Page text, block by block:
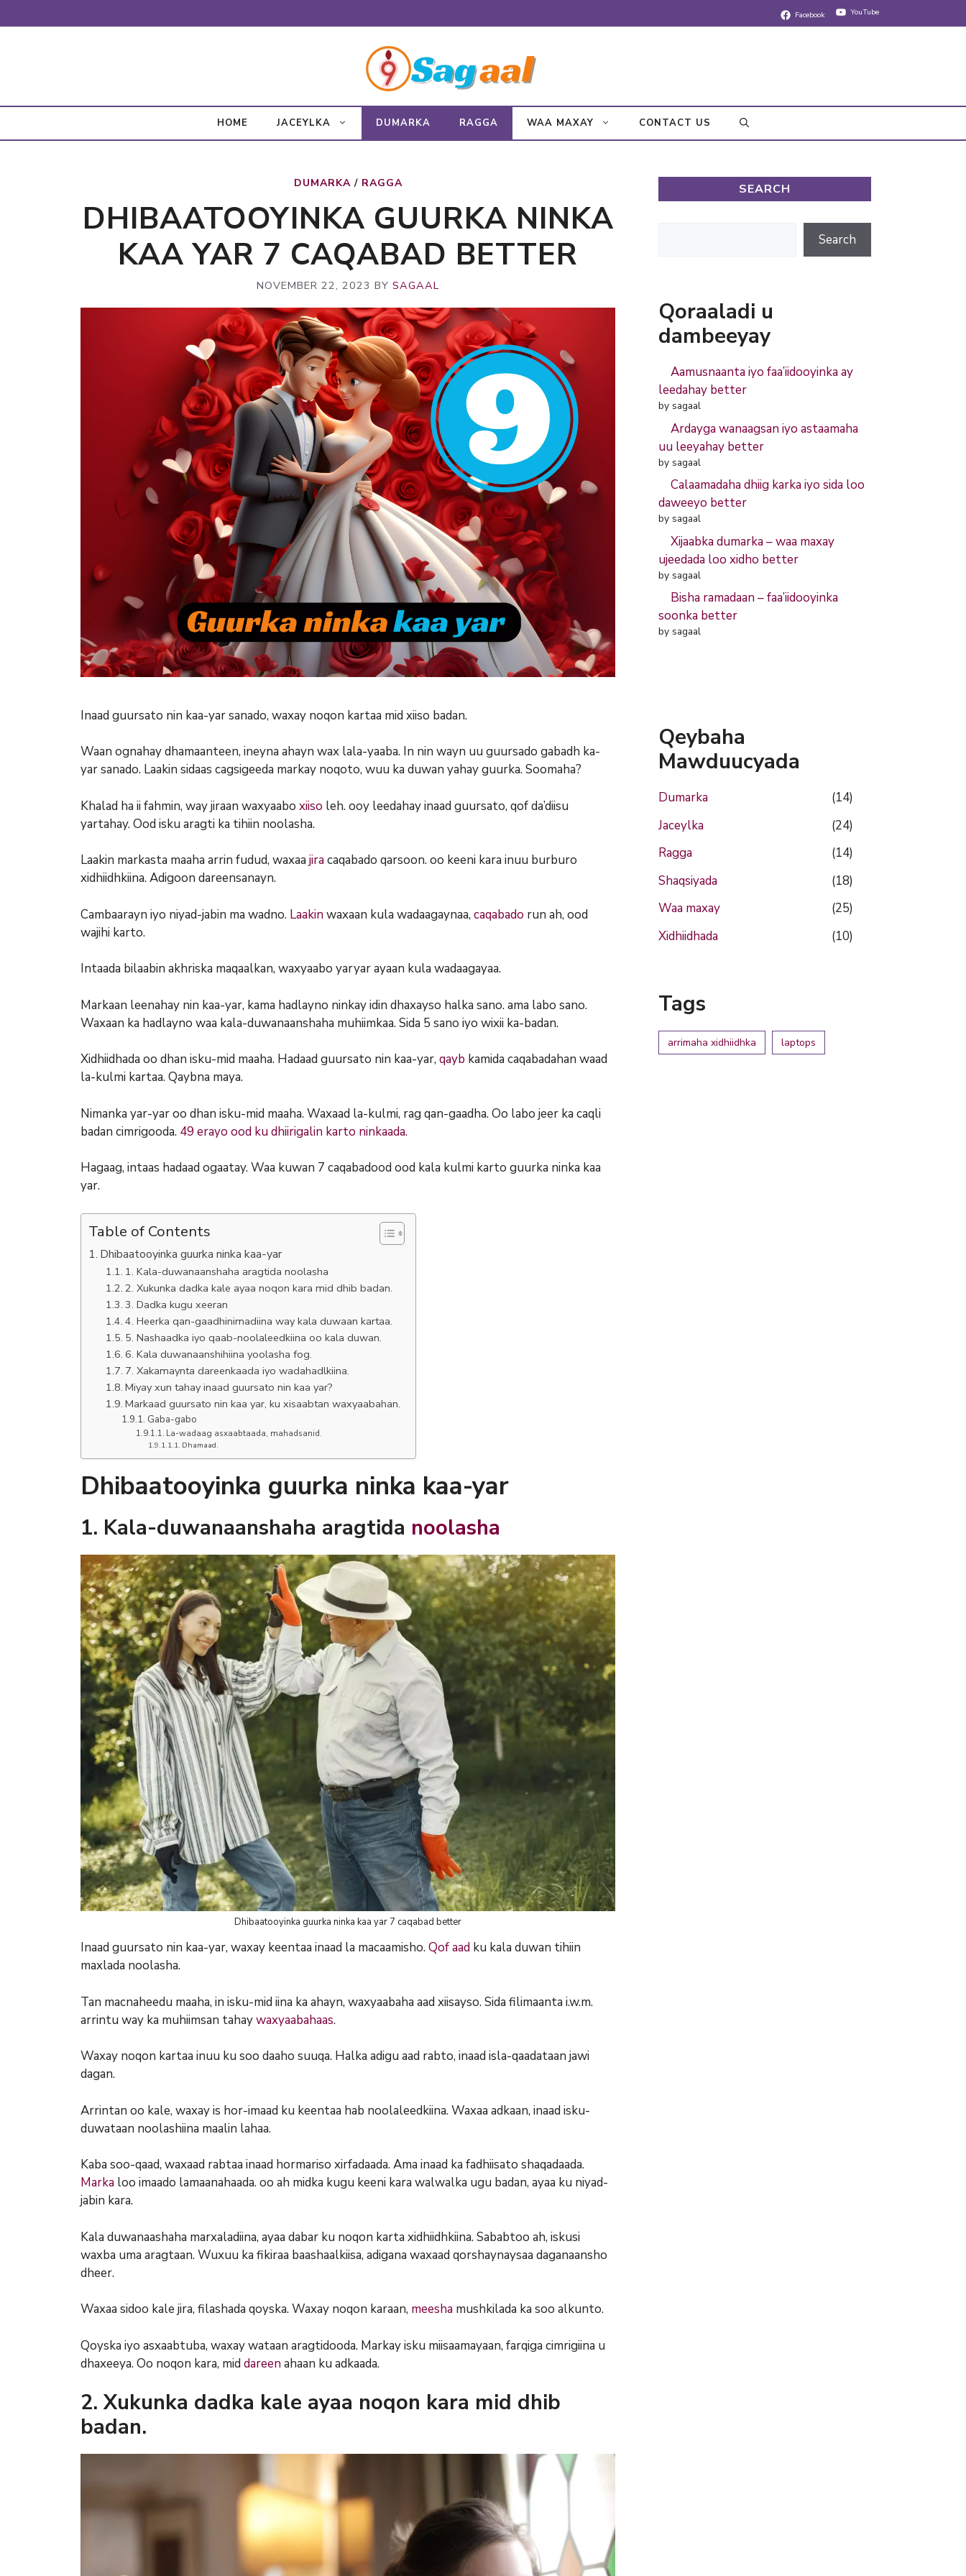
to
Facebook YouTube
HOME JACEYLKA DUMARKA RAGGA WAA MAXAY CONTACT US
DUMARKA/ RAGGA
DHIBAATOOYINKA GUURKA NINKA
KAA YAR 7 CAQABAD BETTER
NOVEMBER 22, 2023 BY SAGAAL
Inaad guursato nin kaa-yar sanado, waxay noqon kartaa mid xiiso badan.
Waan ognahay dhamaanteen, ineyna ahayn wax lala-yaaba. In nin wayn uu guursado gabadh ka-
yar sanado. Laakin sidaas cagsigeeda markay noqoto, wuu ka duwan yahay guurka. Soomaha?
Khalad ha ii fahmin, way jiraan waxyaabo xiiso leh. ooy leedahay inaad guursato, qof da’diisu
yartahay. Ood isku aragti ka tihiin noolasha.
Laakin markasta maaha arrin fudud, waxaa jiracaqabado qarsoon. oo keeni kara inuu burburo
xidhiidhkiina. Adigoon dareensanayn.
Cambaarayn iyo niyad-jabin ma wadno. Laakinwaxaan kula wadaagaynaa, caqabado run ah, ood
wajihi karto.
Intaada bilaabin akhriska maqaalkan, waxyaabo yaryar ayaan kula wadaagayaa.
Markaan leenahay nin kaa-yar, kama hadlayno ninkay idin dhaxayso halka sano. ama labo sano.
Waxaan ka hadlayno waa kala-duwanaanshaha muhiimkaa. Sida 5 sano iyo wixii ka-badan.
Xidhiidhada oo dhan isku-mid maaha. Hadaad guursato nin kaa-yar, qayb kamida caqabadahan waad
la-kulmi kartaa. Qaybna maya.
Nimanka yar-yar oo dhan isku-mid maaha. Waxaad la-kulmi, rag qan-gaadha. Oo labo jeer ka caqli
badan cimrigooda. 49 erayo ood ku dhiirigalin karto ninkaada.
Hagaag, intaas hadaad ogaatay. Waa kuwan 7 caqabadood ood kala kulmi karto guurka ninka kaa
yar.
Table of Contents
Dhibaatooyinka guurka ninka kaa-yar
1. Kala-duwanaanshaha aragtida noolasha
2. Xukunka dadka kale ayaa noqon kara mid dhib badan.
3. Dadka kugu xeeran
4. Heerka qan-gaadhinimadiina way kala duwaan kartaa.
5. Nashaadka iyo qaab-noolaleedkiina oo kala duwan.
6. Kala duwanaanshihiina yoolasha fog.
7. Xakamaynta dareenkaada iyo wadahadlkiina.
Miyay xun tahay inaad guursato nin kaa yar?
Markaad guursato nin kaa yar, ku xisaabtan waxyaabahan.
Gaba-gabo
La-wadaag asxaabtaada, mahadsanid.
Dhamaad.
Dhibaatooyinka guurka ninka kaa-yar
1. Kala-duwanaanshaha aragtida noolasha
Dhibaatooyinka guurka ninka kaa yar 7 caqabad better
Inaad guursato nin kaa-yar, waxay keentaa inaad la macaamisho.Qof aad ku kala duwan tihiin
maxlada noolasha.
Tan macnaheedu maaha, in isku-mid iina ka ahayn, waxyaabaha aad xiisayso. Sida filimaanta i.w.m.
arrintu way ka muhiimsan tahaywaxyaabahaas.
Waxay noqon kartaa inuu ku soo daaho suuqa. Halka adigu aad rabto, inaad isla-qaadataan jawi
dagan.
Arrintan oo kale, waxay is hor-imaad ku keentaa hab noolaleedkiina. Waxaa adkaan, inaad isku-
duwataan noolashiina maalin lahaa.
Kaba soo-qaad, waxaad rabtaa inaad hormariso xirfadaada. Ama inaad ka fadhiisato shaqadaada.
Marka loo imaado lamaanahaada. oo ah midka kugu keeni kara walwalka ugu badan, ayaa ku niyad-
jabin kara.
Kala duwanaashaha marxaladiina, ayaa dabar ku noqon karta xidhiidhkiina. Sababtoo ah, iskusi
waxba uma aragtaan. Wuxuu ka fikiraa baashaalkiisa, adigana waxaad qorshaynaysaa daganaansho
dheer.
Waxaa sidoo kale jira, filashada qoyska. Waxay noqon karaan, meesha mushkilada ka soo alkunto.
Qoyska iyo asxaabtuba, waxay wataan aragtidooda. Markay isku miisaamayaan, farqiga cimrigiina u
dhaxeeya. Oo noqon kara, mid dareenahaan ku adkaada.
2.Xukunka dadka kale ayaa noqon kara mid dhib
badan.
SEARCH
Search
Qoraaladi u
dambeeyay
Aamusnaanta iyo faa’iidooyinka ay
leedahay better
by sagaal
Ardayga wanaagsan iyo astaamaha
uu leeyahay better
by sagaal
Calaamadaha dhiig karka iyo sida loo
daweeyo better
by sagaal
Xijaabka dumarka – waa maxay
ujeedada loo xidho better
by sagaal
Bisha ramadaan – faa’iidooyinka
soonka better
by sagaal
Qeybaha
Mawduucyada
Dumarka
(14)
Jaceylka
(24)
Ragga
(14)
Shaqsiyada
(18)
Waa maxay
(25)
Xidhiidhada
(10)
Tags
arrimaha xidhiidhka laptops